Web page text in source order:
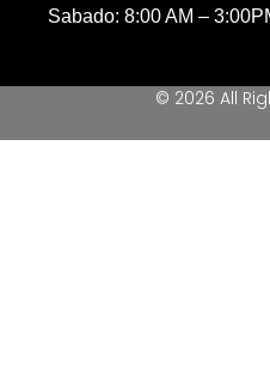
Sabado: 8:00 AM –
© 2026 All